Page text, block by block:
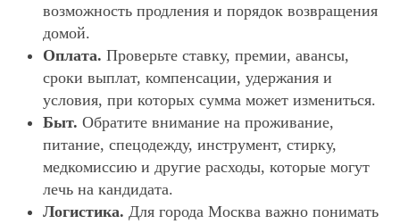
возможность продления и порядок возвращения
домой.
Оплата. Проверьте ставку, премии, авансы,
сроки выплат, компенсации, удержания и
условия, при которых сумма может измениться.
Быт. Обратите внимание на проживание,
питание, спецодежду, инструмент, стирку,
медкомиссию и другие расходы, которые могут
лечь на кандидата.
Логистика. Для города Москва важно понимать